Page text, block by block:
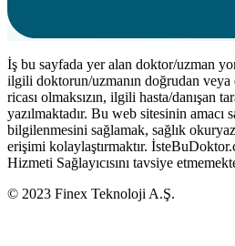
İş bu sayfada yer alan doktor/uzman
ilgili doktorun/uzmanın doğrudan
ricası olmaksızın, ilgili hasta/danışan
yazılmaktadır. Bu web sitesinin amacı
bilgilenmesini sağlamak, sağlık
erişimi kolaylaştırmaktır.
Hizmeti Sağlayıcısını tavsiye
© 2023 Finex Teknoloji A.Ş.